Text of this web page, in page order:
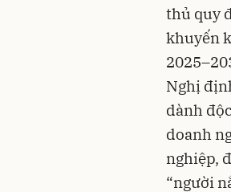
thủ quy
khuyến
Nghị
dành
doanh
nghiệp,
“người